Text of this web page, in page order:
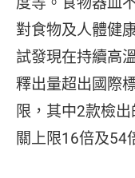
對食物及人體健
試發現在持續高
釋出量超出國際
限，其中2款檢
關上限16倍及54